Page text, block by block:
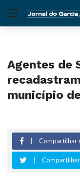
Agentes de
município
Compartilhar